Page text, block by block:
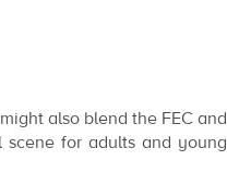
also blend the FEC and
for adults and young